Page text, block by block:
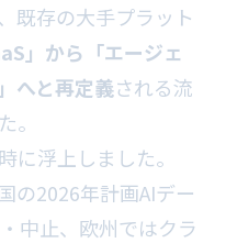
既存の大手プラット
」から「エージェ
へと再定義される流
。
に浮上しました。
の2026年計画AIデー
中止、欧州ではクラ